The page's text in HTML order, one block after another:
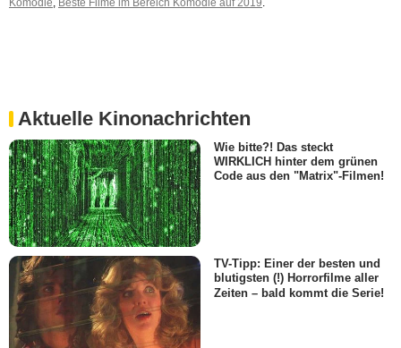
Komödie, Beste Filme im Bereich Komödie auf 2019.
Aktuelle Kinonachrichten
Wie bitte?! Das steckt
WIRKLICH hinter dem grünen
Code aus den "Matrix"-Filmen!
TV-Tipp: Einer der besten und
blutigsten (!) Horrorfilme aller
Zeiten – bald kommt die Serie!